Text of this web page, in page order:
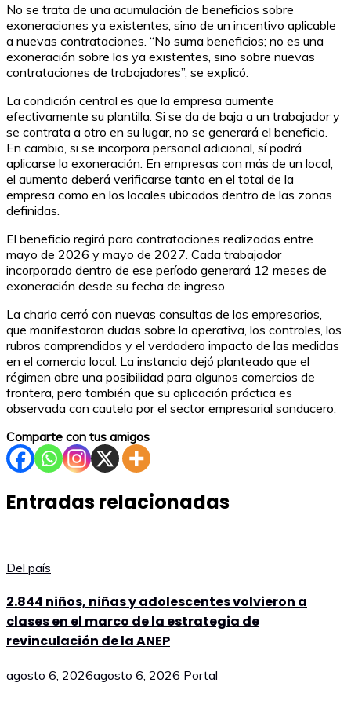
No se trata de una acumulación de beneficios sobre
exoneraciones ya existentes, sino de un incentivo aplicable
a nuevas contrataciones. “No suma beneficios; no es una
exoneración sobre los ya existentes, sino sobre nuevas
contrataciones de trabajadores”, se explicó.
La condición central es que la empresa aumente
efectivamente su plantilla. Si se da de baja a un trabajador y
se contrata a otro en su lugar, no se generará el beneficio.
En cambio, si se incorpora personal adicional, sí podrá
aplicarse la exoneración. En empresas con más de un local,
el aumento deberá verificarse tanto en el total de la
empresa como en los locales ubicados dentro de las zonas
definidas.
El beneficio regirá para contrataciones realizadas entre
mayo de 2026 y mayo de 2027. Cada trabajador
incorporado dentro de ese período generará 12 meses de
exoneración desde su fecha de ingreso.
La charla cerró con nuevas consultas de los empresarios,
que manifestaron dudas sobre la operativa, los controles, los
rubros comprendidos y el verdadero impacto de las medidas
en el comercio local. La instancia dejó planteado que el
régimen abre una posibilidad para algunos comercios de
frontera, pero también que su aplicación práctica es
observada con cautela por el sector empresarial sanducero.
Comparte con tus amigos
Entradas relacionadas
Del país
2.844 niños, niñas y adolescentes volvieron a
clases en el marco de la estrategia de
revinculación de la ANEP
agosto 6, 2026agosto 6, 2026 Portal